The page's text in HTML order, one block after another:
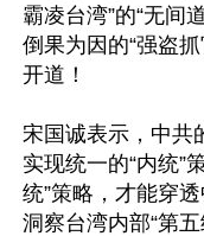
霸凌台湾”的“无间
倒果为因的“强盗
开道！
宋国诚表示，中共
实现统一的“内统”
统”策略，才能穿
洞察台湾内部“第五